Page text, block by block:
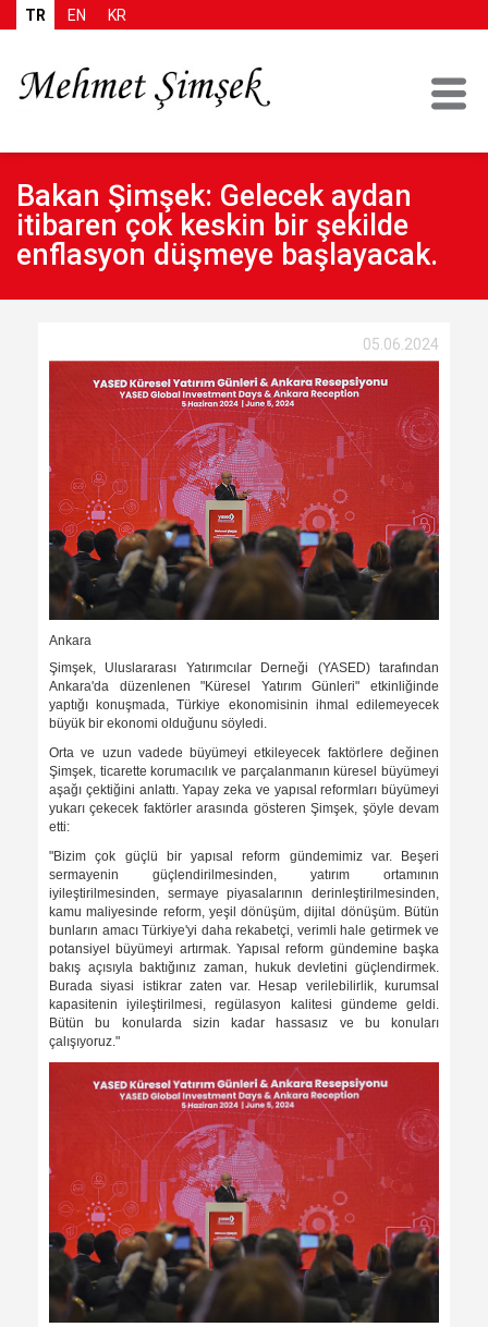
TR EN KR
Bakan Şimşek: Gelecek aydan
itibaren çok keskin bir şekilde
enflasyon düşmeye başlayacak.
05.06.2024
Ankara
Şimşek, Uluslararası Yatırımcılar Derneği (YASED) tarafından
Ankara'da düzenlenen "Küresel Yatırım Günleri" etkinliğinde
yaptığı konuşmada, Türkiye ekonomisinin ihmal edilemeyecek
büyük bir ekonomi olduğunu söyledi.
Orta ve uzun vadede büyümeyi etkileyecek faktörlere değinen
Şimşek, ticarette korumacılık ve parçalanmanın küresel büyümeyi
aşağı çektiğini anlattı. Yapay zeka ve yapısal reformları büyümeyi
yukarı çekecek faktörler arasında gösteren Şimşek, şöyle devam
etti:
"Bizim çok güçlü bir yapısal reform gündemimiz var. Beşeri
sermayenin güçlendirilmesinden, yatırım ortamının
iyileştirilmesinden, sermaye piyasalarının derinleştirilmesinden,
kamu maliyesinde reform, yeşil dönüşüm, dijital dönüşüm. Bütün
bunların amacı Türkiye'yi daha rekabetçi, verimli hale getirmek ve
potansiyel büyümeyi artırmak. Yapısal reform gündemine başka
bakış açısıyla baktığınız zaman, hukuk devletini güçlendirmek.
Burada siyasi istikrar zaten var. Hesap verilebilirlik, kurumsal
kapasitenin iyileştirilmesi, regülasyon kalitesi gündeme geldi.
Bütün bu konularda sizin kadar hassasız ve bu konuları
çalışıyoruz."